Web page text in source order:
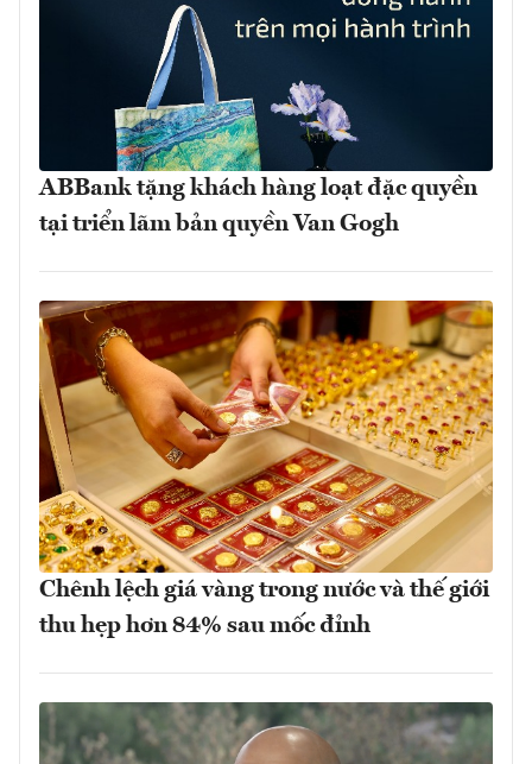
ABBank tặng khách hàng loạt đặc quyền
tại triển lãm bản quyền Van Gogh
Chênh lệch giá vàng trong nước và thế giới
thu hẹp hơn 84% sau mốc đỉnh